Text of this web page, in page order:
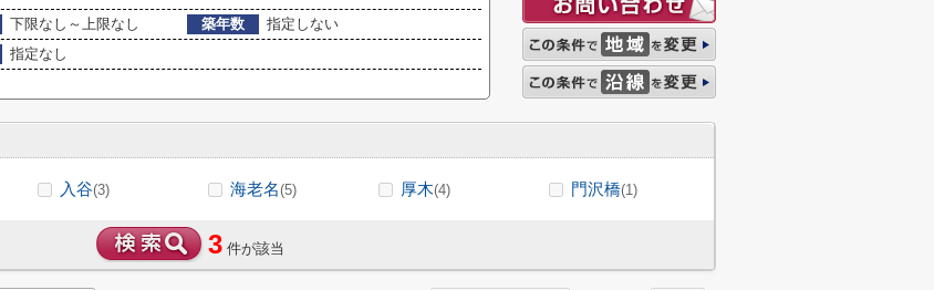
下限なし～上限なし 築年数
指定しない
指定なし
入谷(3) 海老名(5) 厚木(4) 門沢橋(1)
3 件が該当